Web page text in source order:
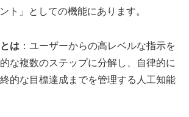
ト」としての機能にあります。
は ：ユーザーからの高レベルな指示を
な複数のステップに分解し、自律的に
的な目標達成までを管理する人工知能